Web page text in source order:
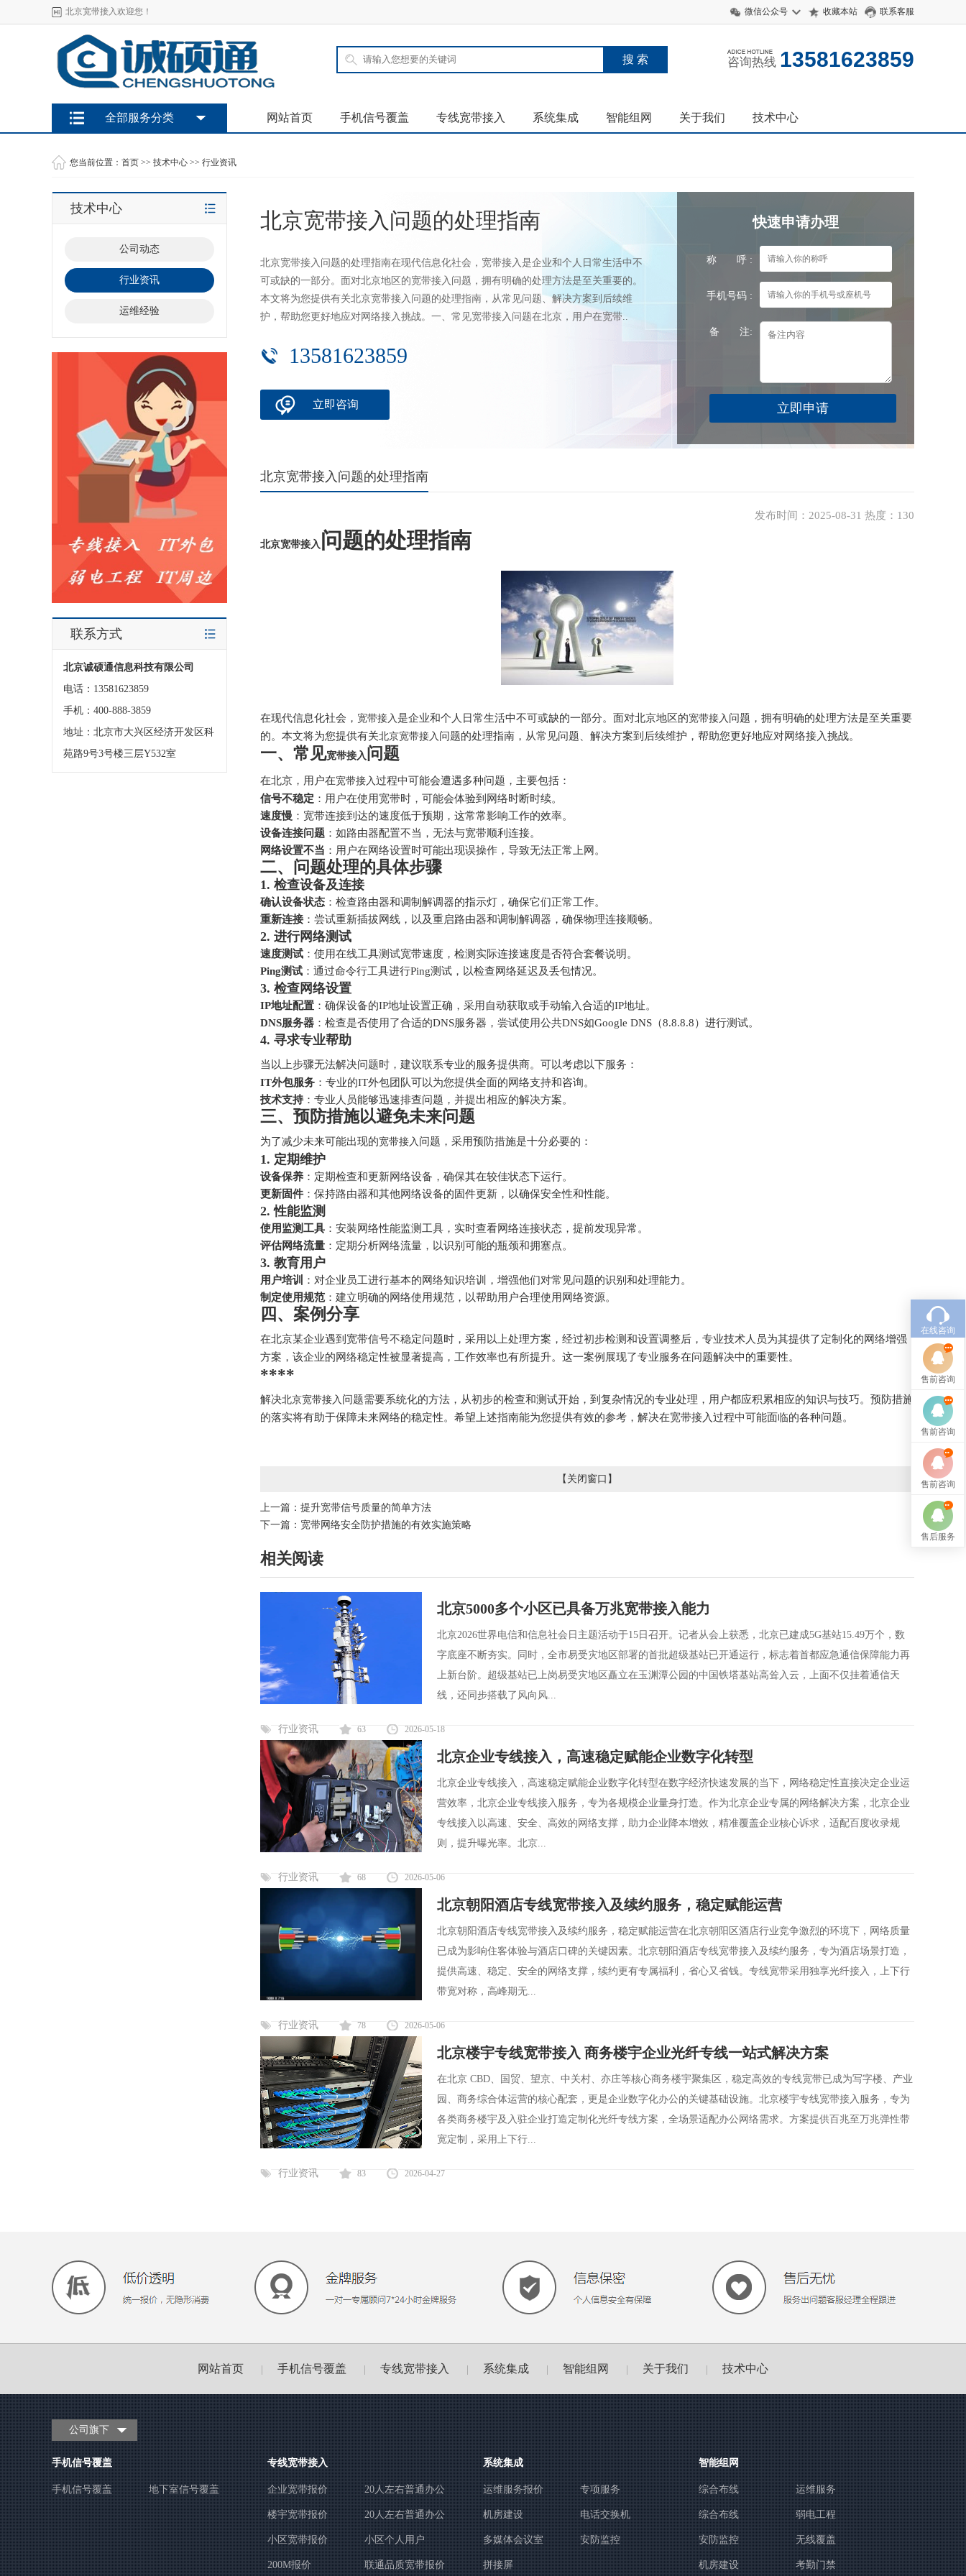
北京宽带接入欢迎您！ 微信公众号 收藏本站 联系客服
咨询热线 13581623859
网站首页 手机信号覆盖 专线宽带接入 系统集成 智能组网 关于我们 技术中心
全部服务分类
您当前位置： 首页 >> 技术中心 >> 行业资讯
技术中心
公司动态
行业资讯
运维经验
联系方式
北京诚硕通信息科技有限公司
电话：13581623859
手机：400-888-3859
地址：北京市大兴区经济开发区科
苑路9号3号楼三层Y532室
北京宽带接入问题的处理指南
北京宽带接入问题的处理指南在现代信息化社会，宽带接入是企业和个人日常生活中不
可或缺的一部分。面对北京地区的宽带接入问题，拥有明确的处理方法是至关重要的。
本文将为您提供有关北京宽带接入问题的处理指南，从常见问题、解决方案到后续维
护，帮助您更好地应对网络接入挑战。一、常见宽带接入问题在北京，用户在宽带..
13581623859
立即咨询
快速申请办理
称 呼 :
手机号码 :
备 注:
北京宽带接入问题的处理指南
发布时间：2025-08-31 热度：130
北京宽带接入 问题的处理指南
在现代信息化社会， 宽带接入 是企业和个人日常生活中不可或缺的一部分。面对北京地区的宽带接入 问题，拥有明确的处理方法是至关重要
的。本文将为您提供有关北京宽带接入 问题的处理指南，从常见问题、解决方案到后续维护，帮助您更好地应对网络接入挑战。
一、常见宽带接入问题
在北京，用户在宽带接入过程中可能会遭遇多种问题，主要包括：
信号不稳定 ：用户在使用宽带时，可能会体验到网络时断时续。
速度慢 ：宽带连接到达的速度低于预期，这常常影响工作的效率。
设备连接问题 ：如路由器配置不当，无法与宽带顺利连接。
网络设置不当 ：用户在网络设置时可能出现误操作，导致无法正常上网。
二、问题处理的具体步骤
1. 检查设备及连接
确认设备状态 ：检查路由器和调制解调器的指示灯，确保它们正常工作。
重新连接 ：尝试重新插拔网线，以及重启路由器和调制解调器，确保物理连接顺畅。
2. 进行网络测试
速度测试 ：使用在线工具测试宽带速度，检测实际连接速度是否符合套餐说明。
Ping测试 ：通过命令行工具进行Ping测试，以检查网络延迟及丢包情况。
3. 检查网络设置
IP地址配置 ：确保设备的IP地址设置正确，采用自动获取或手动输入合适的IP地址。
DNS服务器 ：检查是否使用了合适的DNS服务器，尝试使用公共DNS如Google DNS（8.8.8.8）进行测试。
4. 寻求专业帮助
当以上步骤无法解决问题时，建议联系专业的服务提供商。可以考虑以下服务：
IT外包服务 ：专业的IT外包团队可以为您提供全面的网络支持和咨询。
技术支持：专业人员能够迅速排查问题，并提出相应的解决方案。
三、预防措施以避免未来问题
为了减少未来可能出现的宽带接入 问题，采用预防措施是十分必要的：
1. 定期维护
设备保养 ：定期检查和更新网络设备，确保其在较佳状态下运行。
更新固件 ：保持路由器和其他网络设备的固件更新，以确保安全性和性能。
2. 性能监测
使用监测工具 ：安装网络性能监测工具，实时查看网络连接状态，提前发现异常。
评估网络流量 ：定期分析网络流量，以识别可能的瓶颈和拥塞点。
3. 教育用户
用户培训
：对企业员工进行基本的网络知识培训，增强他们对常见问题的识别和处理能力。
制定使用规范 ：建立明确的网络使用规范，以帮助用户合理使用网络资源。
四、案例分享
在北京某企业遇到宽带信号不稳定问题时，采用以上处理方案，经过初步检测和设置调整后，专业技术人员为其提供了定制化的网络增强
方案，该企业的网络稳定性被显著提高，工作效率也有所提升。这一案例展现了专业服务在问题解决中的重要性。
****
解决北京宽带接入 问题需要系统化的方法，从初步的检查和测试开始，到复杂情况的专业处理，用户都应积累相应的知识与技巧。预防措施
的落实将有助于保障未来网络的稳定性。希望上述指南能为您提供有效的参考，解决在宽带接入过程中可能面临的各种问题。
【 关闭窗口 】
上一篇： 提升宽带信号质量的简单方法
下一篇： 宽带网络安全防护措施的有效实施策略
相关阅读
北京5000多个小区已具备万兆宽带接入能力
北京2026世界电信和信息社会日主题活动于15日召开。记者从会上获悉，北京已建成5G基站15.49万个，数
字底座不断夯实。同时，全市易受灾地区部署的首批超级基站已开通运行，标志着首都应急通信保障能力再
上新台阶。超级基站已上岗易受灾地区矗立在玉渊潭公园的中国铁塔基站高耸入云，上面不仅挂着通信天
线，还同步搭载了风向风...
行业资讯 63 2026-05-18
北京企业专线接入，高速稳定赋能企业数字化转型
北京企业专线接入，高速稳定赋能企业数字化转型在数字经济快速发展的当下，网络稳定性直接决定企业运
营效率，北京企业专线接入服务，专为各规模企业量身打造。作为北京企业专属的网络解决方案，北京企业
专线接入以高速、安全、高效的网络支撑，助力企业降本增效，精准覆盖企业核心诉求，适配百度收录规
则，提升曝光率。北京...
行业资讯 68 2026-05-06
北京朝阳酒店专线宽带接入及续约服务，稳定赋能运营
北京朝阳酒店专线宽带接入及续约服务，稳定赋能运营在北京朝阳区酒店行业竞争激烈的环境下，网络质量
已成为影响住客体验与酒店口碑的关键因素。北京朝阳酒店专线宽带接入及续约服务，专为酒店场景打造，
提供高速、稳定、安全的网络支撑，续约更有专属福利，省心又省钱。专线宽带采用独享光纤接入，上下行
带宽对称，高峰期无...
行业资讯 78 2026-05-06
北京楼宇专线宽带接入 商务楼宇企业光纤专线一站式解决方案
在北京 CBD、国贸、望京、中关村、亦庄等核心商务楼宇聚集区，稳定高效的专线宽带已成为写字楼、产业
园、商务综合体运营的核心配套，更是企业数字化办公的关键基础设施。北京楼宇专线宽带接入服务，专为
各类商务楼宇及入驻企业打造定制化光纤专线方案，全场景适配办公网络需求。方案提供百兆至万兆弹性带
宽定制，采用上下行...
行业资讯 83 2026-04-27
网站首页 手机信号覆盖 专线宽带接入 系统集成 智能组网 关于我们 技术中心
公司旗下
手机信号覆盖
手机信号覆盖 地下室信号覆盖
专线宽带接入
企业宽带报价 20人左右普通办公
楼宇宽带报价 20人左右普通办公
小区宽带报价 小区个人用户
200M报价 联通品质宽带报价
系统集成
运维服务报价 专项服务
机房建设 电话交换机
多媒体会议室 安防监控
拼接屏
智能组网
综合布线 运维服务
综合布线 弱电工程
安防监控 无线覆盖
机房建设 考勤门禁
在线咨询
售前咨询
售前咨询
售前咨询
售后服务